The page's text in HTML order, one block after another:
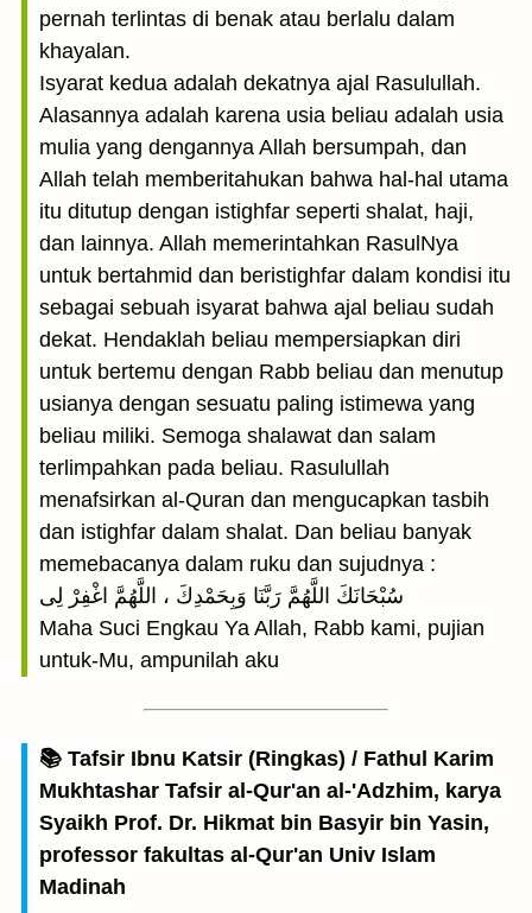
pernah terlintas di benak atau berlalu dalam
khayalan.
Isyarat kedua adalah dekatnya ajal Rasulullah.
Alasannya adalah karena usia beliau adalah usia
mulia yang dengannya Allah bersumpah, dan
Allah telah memberitahukan bahwa hal-hal utama
itu ditutup dengan istighfar seperti shalat, haji,
dan lainnya. Allah memerintahkan RasulNya
untuk bertahmid dan beristighfar dalam kondisi itu
sebagai sebuah isyarat bahwa ajal beliau sudah
dekat. Hendaklah beliau mempersiapkan diri
untuk bertemu dengan Rabb beliau dan menutup
usianya dengan sesuatu paling istimewa yang
beliau miliki. Semoga shalawat dan salam
terlimpahkan pada beliau. Rasulullah
menafsirkan al-Quran dan mengucapkan tasbih
dan istighfar dalam shalat. Dan beliau banyak
memebacanya dalam ruku dan sujudnya :
سُبْحَانَكَ اللَّهُمَّ رَبَّنَا وَبِحَمْدِكَ ، اللَّهُمَّ اغْفِرْ لِى
Maha Suci Engkau Ya Allah, Rabb kami, pujian
untuk-Mu, ampunilah aku
📚 Tafsir Ibnu Katsir (Ringkas) / Fathul Karim
Mukhtashar Tafsir al-Qur'an al-'Adzhim, karya
Syaikh Prof. Dr. Hikmat bin Basyir bin Yasin,
professor fakultas al-Qur'an Univ Islam
Madinah